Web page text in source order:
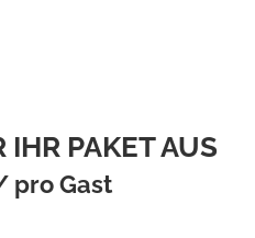
PAKET AUS
pro Gast